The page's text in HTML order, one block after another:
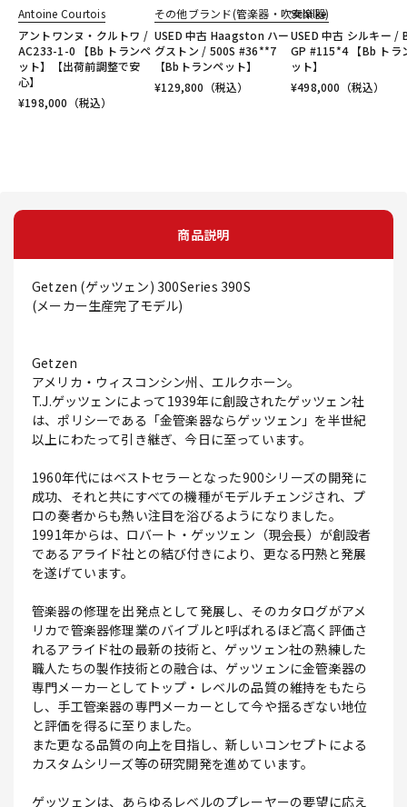
Antoine Courtois
アントワンヌ・クルトワ /
AC233-1-0 【Bb トランペ
ット】【出荷前調整で安
心】
¥198,000 （税込）
その他ブランド(管楽器・吹奏楽器)
USED 中古 Haagston ハー
グストン / 500S #36**7
【Bbトランペット】
¥129,800 （税込）
Schilke
USED 中古 シルキー /
GP #115*4 【Bb トラ
ット】
¥498,000 （税込）
商品説明
Getzen (ゲッツェン) 300Series 390S
(メーカー生産完了モデル)
Getzen
アメリカ・ウィスコンシン州、エルクホーン。
T.J.ゲッツェンによって1939年に創設されたゲッツェン社
は、ポリシーである「金管楽器ならゲッツェン」を半世紀
以上にわたって引き継ぎ、今日に至っています。
1960年代にはベストセラーとなった900シリーズの開発に
成功、それと共にすべての機種がモデルチェンジされ、プ
ロの奏者からも熱い注目を浴びるようになりました。
1991年からは、ロバート・ゲッツェン（現会長）が創設者
であるアライド社との結び付きにより、更なる円熟と発展
を遂げています。
管楽器の修理を出発点として発展し、そのカタログがアメ
リカで管楽器修理業のバイブルと呼ばれるほど高く評価さ
れるアライド社の最新の技術と、ゲッツェン社の熟練した
職人たちの製作技術との融合は、ゲッツェンに金管楽器の
専門メーカーとしてトップ・レベルの品質の維持をもたら
し、手工管楽器の専門メーカーとして今や揺るぎない地位
と評価を得るに至りました。
また更なる品質の向上を目指し、新しいコンセプトによる
カスタムシリーズ等の研究開発を進めています。
ゲッツェンは、あらゆるレベルのプレーヤーの要望に応え